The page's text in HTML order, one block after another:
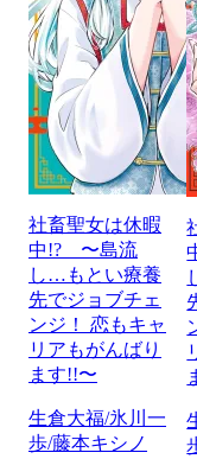
社畜聖女は休暇
中!? 〜島流
し…もとい療養
先でジョブチェ
ンジ！ 恋もキャ
リアもがんばり
ます!!〜
生倉大福/氷川一
歩/藤本キシノ